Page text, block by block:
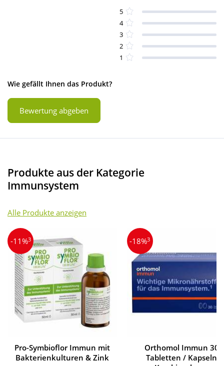
5
4
3
2
1
Wie gefällt Ihnen das Produkt?
Bewertung abgeben
Produkte aus der Kategorie
Immunsystem
Alle Produkte anzeigen
-11%3
Pro-Symbioflor Immun mit
Bakterienkulturen & Zink
-18%3
Orthomol Immun 30
Tabletten / Kapseln